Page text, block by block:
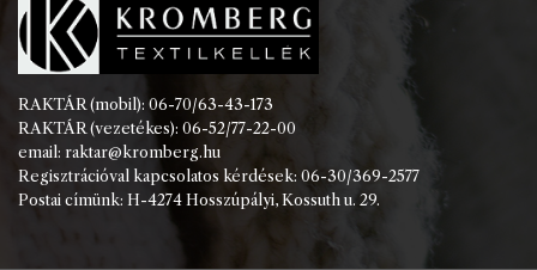
RAKTÁR (mobil): 06-70/63-43-173
RAKTÁR (vezetékes): 06-52/77-22-00
email: raktar@kromberg.hu
Regisztrációval kapcsolatos kérdések: 06-30/369-2577
Postai címünk: H-4274 Hosszúpályi, Kossuth u. 29.